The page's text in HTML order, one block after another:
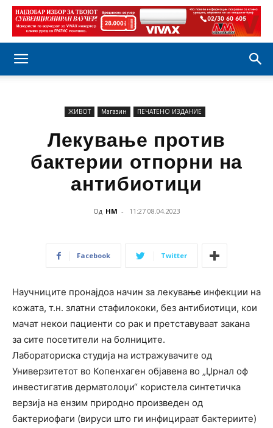
ЖИВОТ Магазин ПЕЧАТЕНО ИЗДАНИЕ
Лекување против
бактерии отпорни на
антибиотици
Од НМ - 11:27 08.04.2023
Facebook Twitter
Научниците пронајдоа начин за лекување инфекции на
кожата, т.н. златни стафилококи, без антибиотици, кои
мачат некои пациенти со рак и претставуваат закана
за сите посетители на болниците.
Лабораториска студија на истражувачите од
Универзитетот во Копенхаген објавена во „Џрнал оф
инвестигатив дерматолоџи“ користела синтетичка
верзија на ензим природно произведен од
бактериофаги (вируси што ги инфицираат бактериите)